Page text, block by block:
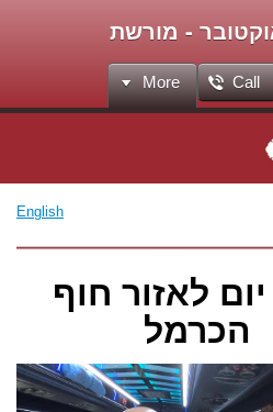
- מורשת
Call
More
English
יום לאזור חוף
הכרמל